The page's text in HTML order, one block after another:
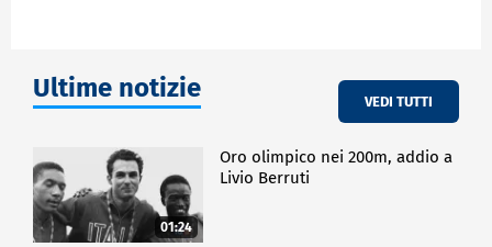
Ultime notizie VEDI TUTTI
01:24
Oro olimpico nei 200m, addio a
Livio Berruti